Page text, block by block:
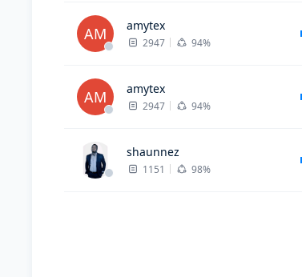
AM amytex
2947 94%
AM amytex
2947 94%
shaunnez
1151 98%